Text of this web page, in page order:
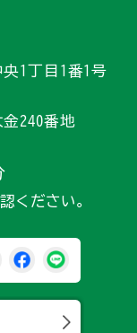
1丁目1番1号
240番地
ください。
烏山市公式X
那須烏山市公式
那須烏山市